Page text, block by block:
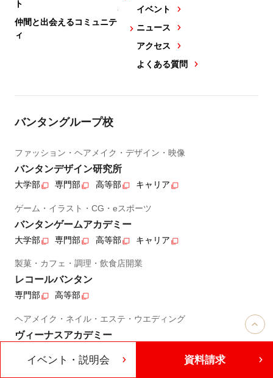
ト
仲間と出会えるコミュニテ
ィ
イベント
ニュース
アクセス
よくある質問
バンタングループ校
ファッション・ヘアメイク・デザイン・映像
バンタンデザイン研究所
大学部 専門部 高等部 キャリア
ゲーム・イラスト・CG・eスポーツ
バンタンゲームアカデミー
大学部 専門部 高等部 キャリア
製菓・カフェ・調理・飲食店開業
レコールバンタン
専門部 高等部
ヘアメイク・ネイル・エステ・ウエディング
ヴィーナスアカデミー
イベント・説明会 資料請求